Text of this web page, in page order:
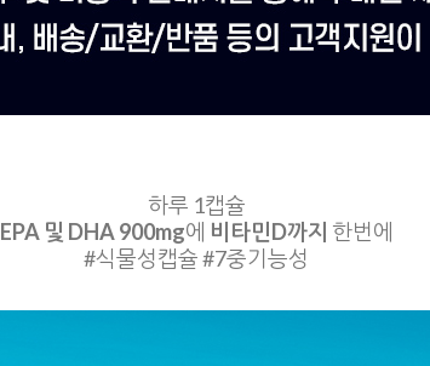
하루 1캡슐
EPA 및 DHA 900mg에 비타민D까지 한번에
#식물성캡슐 #7중기능성